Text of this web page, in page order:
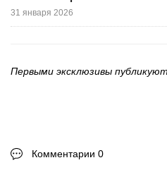
31 января 2026
Первыми эксклюзивы
Комментарии 0